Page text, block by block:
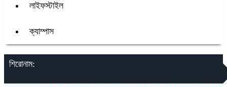
লাইফস্টাইল
ক্যাম্পাস
শিরোনাম: